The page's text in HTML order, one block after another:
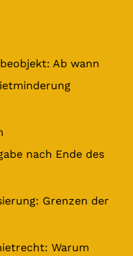
Ab wann
nach Ende des
Grenzen der
Warum